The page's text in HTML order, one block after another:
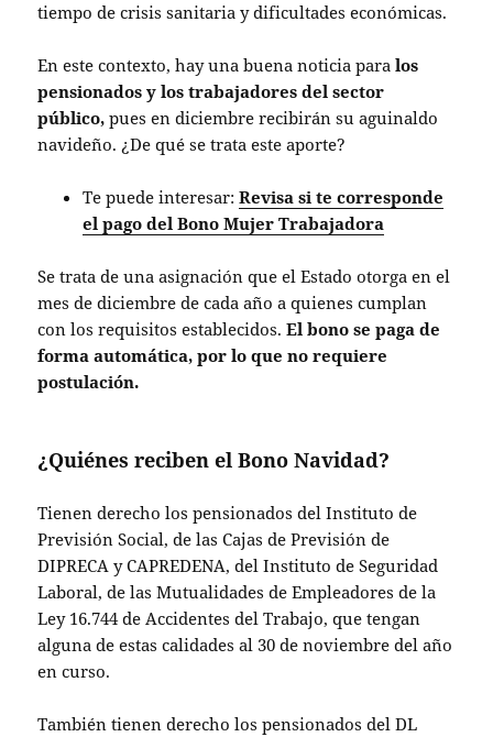
tiempo de crisis sanitaria y dificultades económicas.
En este contexto, hay una buena noticia paralos
pensionados y los trabajadores del sector
público,pues en diciembre recibirán su aguinaldo
navideño. ¿De qué se trata este aporte?
Te puede interesar:Revisa si te corresponde
el pago del Bono Mujer Trabajadora
Se trata de una asignación que el Estado otorga en el
mes de diciembre de cada año a quienes cumplan
con los requisitos establecidos.El bono se paga de
forma automática, por lo que no requiere
postulación.
¿Quiénes reciben el Bono Navidad?
Tienen derecho los pensionados del Instituto de
Previsión Social, de las Cajas de Previsión de
DIPRECA y CAPREDENA, del Instituto de Seguridad
Laboral, de las Mutualidades de Empleadores de la
Ley 16.744 de Accidentes del Trabajo, que tengan
alguna de estas calidades al 30 de noviembre del año
en curso.
También tienen derecho los pensionados del DL